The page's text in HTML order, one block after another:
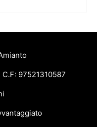
97521310587